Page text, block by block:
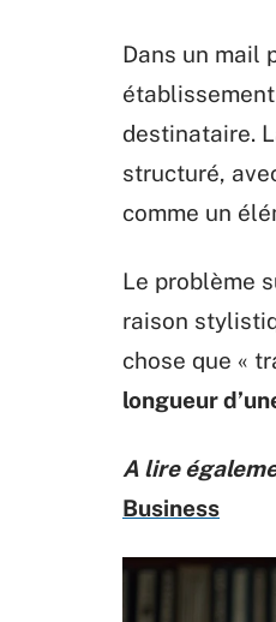
Dans un mail
destinataire.
structuré,
comme un
Le problème
raison
chose que «
longueur
A lire
Business